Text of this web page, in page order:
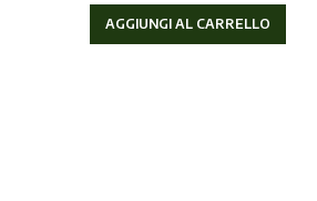
AGGIUNGI AL CARRELLO